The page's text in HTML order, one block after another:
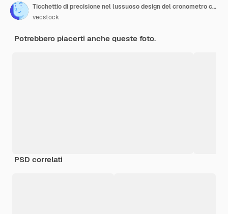
Ticchettio di precisione nel lussuoso design del cronometro cromato generato dall'intelligenza artificiale
vecstock
Potrebbero piacerti anche queste foto.
PSD correlati